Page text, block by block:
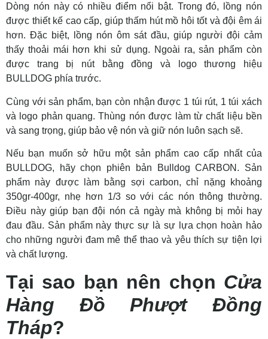
Dòng nón này có nhiều điểm nổi bật. Trong đó, lồng nón
được thiết kế cao cấp, giúp thấm hút mồ hôi tốt và đội êm ái
hơn. Đặc biệt, lồng nón ôm sát đầu, giúp người đội cảm
thấy thoải mái hơn khi sử dụng. Ngoài ra, sản phẩm còn
được trang bị nút bằng đồng và logo thương hiệu
BULLDOG phía trước.
Cùng với sản phẩm, bạn còn nhận được 1 túi rút, 1 túi xách
và logo phản quang. Thùng nón được làm từ chất liệu bền
và sang trọng, giúp bảo vệ nón và giữ nón luôn sạch sẽ.
Nếu bạn muốn sở hữu một sản phẩm cao cấp nhất của
BULLDOG, hãy chọn phiên bản Bulldog CARBON. Sản
phẩm này được làm bằng sợi carbon, chỉ nặng khoảng
350gr-400gr, nhẹ hơn 1/3 so với các nón thông thường.
Điều này giúp bạn đội nón cả ngày mà không bị mỏi hay
đau đầu. Sản phẩm này thực sự là sự lựa chọn hoàn hảo
cho những người đam mê thể thao và yêu thích sự tiện lợi
và chất lượng.
Tại sao bạn nên chọn Cửa
Hàng Đồ Phượt Đồng
Tháp?